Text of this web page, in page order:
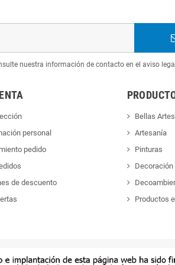
nuestra información de contacto en el aviso
personal
pedido
de descuento
Bellas Artes
Artesanía
Pinturas
Decoración
Productos